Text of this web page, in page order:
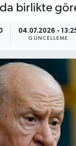
birlikte
04.07.2026 -
GÜNCELLEME